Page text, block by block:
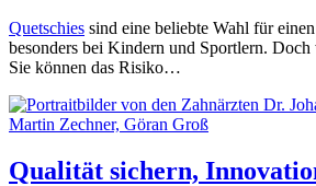
Quetschies sind eine beliebte Wahl für
besonders bei Kindern und Sportlern.
Sie können das Risiko…
Qualität sichern,